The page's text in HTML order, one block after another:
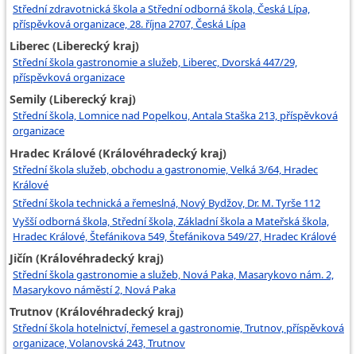
Střední zdravotnická škola a Střední odborná škola, Česká Lípa,
příspěvková organizace, 28. října 2707, Česká Lípa
Liberec (Liberecký kraj)
Střední škola gastronomie a služeb, Liberec, Dvorská 447/29,
příspěvková organizace
Semily (Liberecký kraj)
Střední škola, Lomnice nad Popelkou, Antala Staška 213, příspěvková
organizace
Hradec Králové (Královéhradecký kraj)
Střední škola služeb, obchodu a gastronomie, Velká 3/64, Hradec
Králové
Střední škola technická a řemeslná, Nový Bydžov, Dr. M. Tyrše 112
Vyšší odborná škola, Střední škola, Základní škola a Mateřská škola,
Hradec Králové, Štefánikova 549, Štefánikova 549/27, Hradec Králové
Jičín (Královéhradecký kraj)
Střední škola gastronomie a služeb, Nová Paka, Masarykovo nám. 2,
Masarykovo náměstí 2, Nová Paka
Trutnov (Královéhradecký kraj)
Střední škola hotelnictví, řemesel a gastronomie, Trutnov, příspěvková
organizace, Volanovská 243, Trutnov